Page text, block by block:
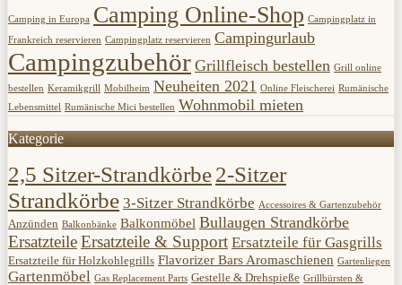
Camping in Europa Camping Online-Shop Campingplatz in
Frankreich reservieren Campingplatz reservieren Campingurlaub
Campingzubehör Grillfleisch bestellen Grill online
bestellen Keramikgrill Mobilheim Neuheiten 2021 Online Fleischerei Rumänische
Lebensmittel Rumänische Mici bestellen Wohnmobil mieten
Kategorie
2,5 Sitzer-Strandkörbe2-Sitzer
Strandkörbe 3-Sitzer Strandkörbe Accessoires & Gartenzubehör
Anzünden Balkonbänke Balkonmöbel Bullaugen Strandkörbe
ErsatzteileErsatzteile & Support Ersatzteile für Gasgrills
Ersatzteile für Holzkohlegrills Flavorizer Bars Aromaschienen Gartenliegen
Gartenmöbel Gas Replacement Parts Gestelle & Drehspieße Grillbürsten &